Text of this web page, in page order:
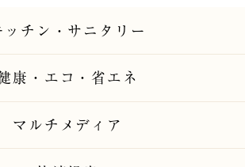
ッチン・サニタリー
康・エコ・省エネ
マルチメディア